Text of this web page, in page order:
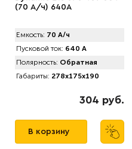
(70 А/ч) 640А
Емкость: 70 А/ч
Пусковой ток: 640 А
Полярность: Обратная
Габариты: 278x175x190
304 руб.
В корзину